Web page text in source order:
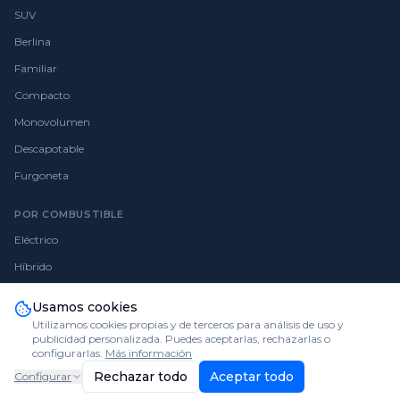
SUV
Berlina
Familiar
Compacto
Monovolumen
Descapotable
Furgoneta
POR COMBUSTIBLE
Eléctrico
Híbrido
Diésel
GLP
VENDER MI COCHE
Usamos cookies
Utilizamos cookies propias y de terceros para análisis de uso y
publicidad personalizada. Puedes aceptarlas, rechazarlas o
configurarlas. Más información
Configurar
Rechazar todo Aceptar todo